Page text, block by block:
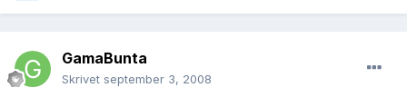
GamaBunta
Skrivet september 3, 2008